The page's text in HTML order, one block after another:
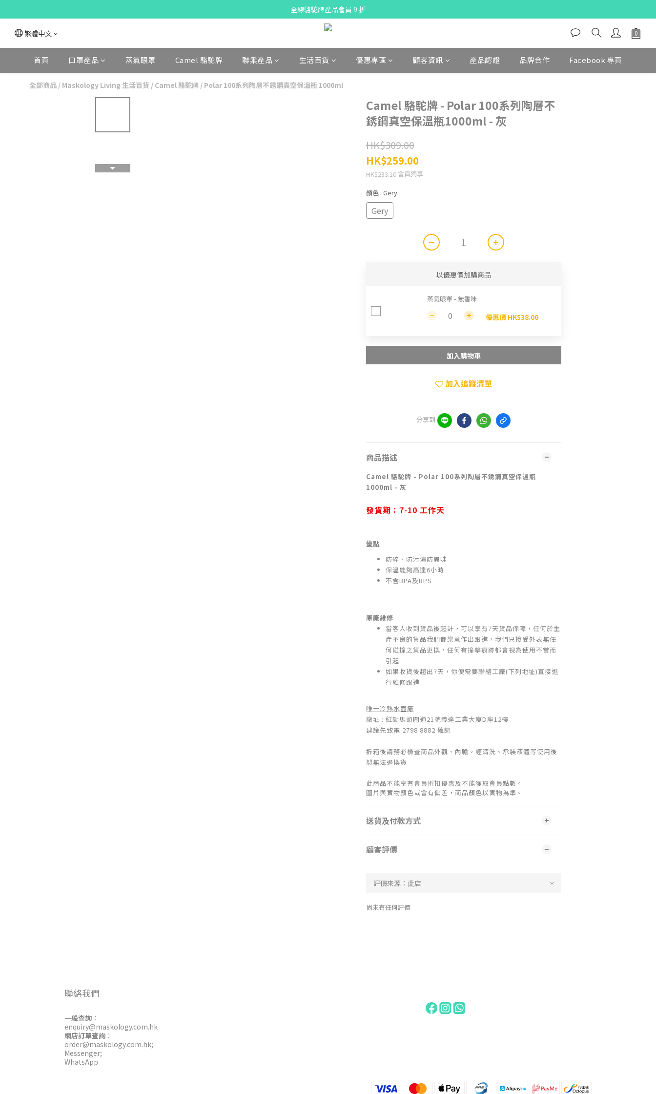
X Pay ！  新註冊用戶首單滿$80 即減$30
全線駱駝牌產品會員 9 折
購物折實滿$300可享免運費
繁體中文
首頁 口罩產品 蒸氣眼罩 Camel 駱駝牌 聯乘產品 生活百貨 優惠專區 顧客資訊 產品認證 品牌合作 Facebook 專頁
全部商品 / Maskology Living 生活百貨 / Camel 駱駝牌 / Polar 100系列陶層不銹鋼真空保溫瓶 1000ml
Camel 駱駝牌 - Polar 100系列陶層不
銹鋼真空保溫瓶1000ml - 灰
HK$309.00
HK$259.00
HK$233.10 會員獨享
顏色 : Gery
Gery
以優惠價加購商品
蒸氣眼罩 - 無香味
優惠價 HK$38.00
加入購物車
加入追蹤清單
分享到
商品描述
Camel 駱駝牌 - Polar 100系列陶層不銹鋼真空保溫瓶
1000ml - 灰
發貨期： 7-10 工作天
優點
防碎、防污漬防異味
保溫能夠高達6小時
不含BPA及BPS
原廠維修
當客人收到貨品後起計，可以享有7天貨品保障，任何於生
產不良的貨品我們都樂意作出跟進，我們只接受外表無任
何碰撞之貨品更換，任何有撞擊痕跡都會視為使用不當而
引起
如果收貨後超出7天，你便需要聯絡工廠(下列地址)直接進
行維修跟進
唯一冷熱水壺廠
廠址 : 紅磡馬頭圍道21號義達工業大廈D座12樓
建議先致電 2798 8882 確認
拆箱後請務必檢查商品外觀、內膽。經清洗、承裝液體等使用後
恕無法退換貨
此商品不能享有會員折扣優惠及不能獲取會員點數。
圖片與實物顏色或會有偏差，商品顏色以實物為準。
送貨及付款方式
顧客評價
尚未有任何評價
聯絡我們
一般查詢 ：
enquiry@maskology.com.hk
網店訂單查詢 ：
order@maskology.com.hk;
Messenger;
WhatsApp